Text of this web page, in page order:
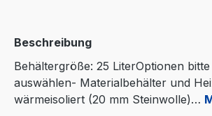
Beschreibung
Behältergröße: 25 LiterOptionen
auswählen- Materialbehälter und
wärmeisoliert (20 mm Steinwolle)…